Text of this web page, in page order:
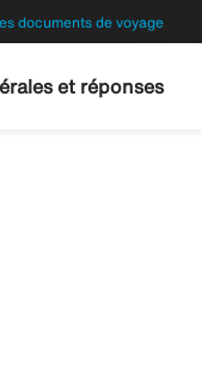
documents de voyage
et réponses